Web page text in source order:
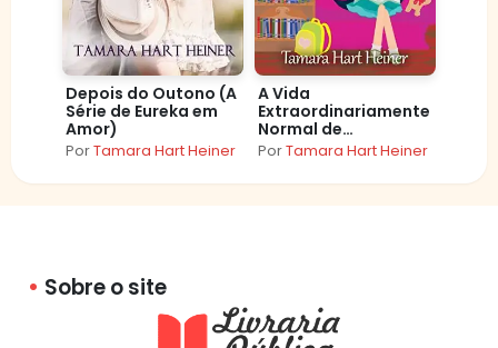
Depois do Outono (A
Série de Eureka em
Amor)
PorTamara Hart Heiner
A Vida
Extraordinariamente
Normal de
Cassandra Jones:
1: A Menina Nova
PorTamara Hart Heiner
Sobre o site